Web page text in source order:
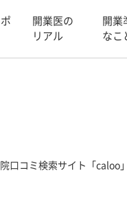
開業医の
リアル
開業
なこ
口コミ検索サイト「caloo